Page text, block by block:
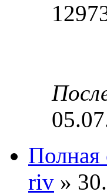
Полная
riv »